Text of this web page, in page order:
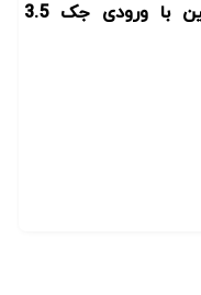
قابل استفاده برای موبایل و دوربین با ورودی جک 3.5